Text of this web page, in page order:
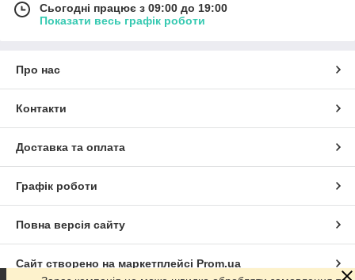
Сьогодні працює з 09:00 до 19:00
Показати весь графік роботи
Про нас
Контакти
Доставка та оплата
Графік роботи
Повна версія сайту
Сайт створено на маркетплейсі Prom.ua